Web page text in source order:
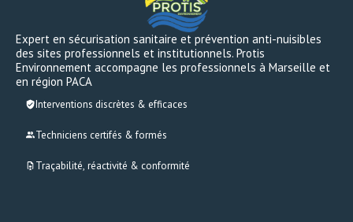
Expert en sécurisation sanitaire et prévention anti-nuisibles
des sites professionnels et institutionnels. Protis
Environnement accompagne les professionnels à Marseille et
en région PACA
Interventions discrètes & efficaces
Techniciens certifés & formés
Traçabilité, réactivité & conformité